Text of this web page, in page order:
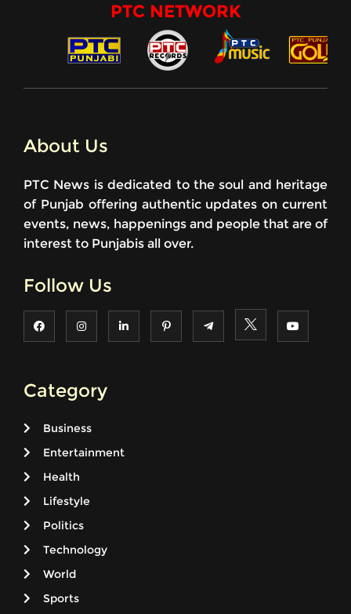
PTC NETWORK
About Us
PTC News is dedicated to the soul and heritage
of Punjab offering authentic updates on current
events, news, happenings and people that are of
interest to Punjabis all over.
Follow Us
Category
Business
Entertainment
Health
Lifestyle
Politics
Technology
World
Sports